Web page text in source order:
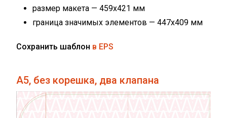
размер макета — 459x421 мм
граница значимых элементов — 447х409 мм
Сохранить шаблон в EPS
А5, без корешка, два клапана